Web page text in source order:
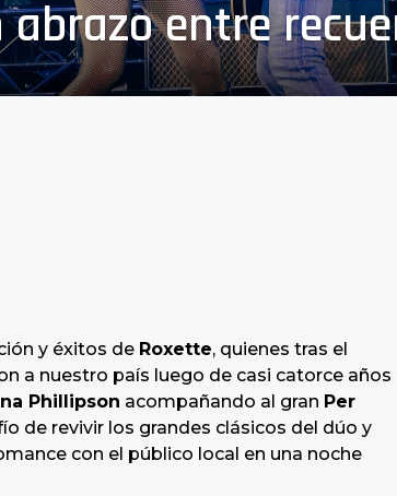
abrazo entre
y éxitos de Roxette, quienes tras el
a nuestro país luego de casi catorce años
Phillipson acompañando al gran Per
de revivir los grandes clásicos del dúo y
con el público local en una noche